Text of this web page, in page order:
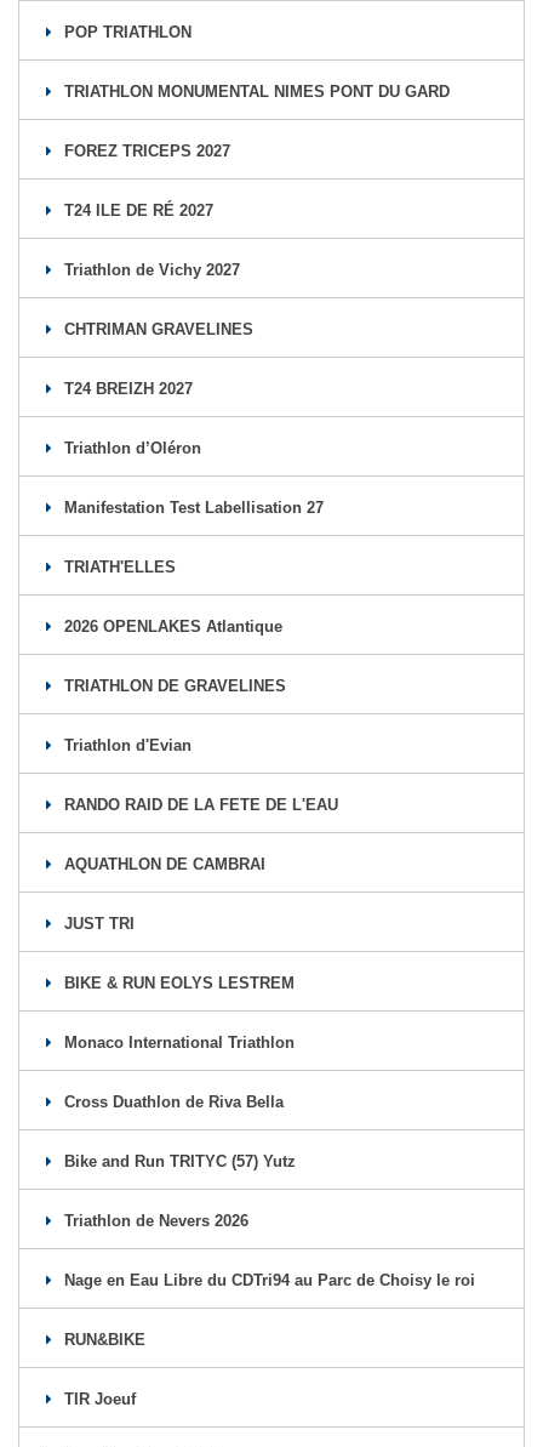
POP TRIATHLON
TRIATHLON MONUMENTAL NIMES PONT DU GARD
FOREZ TRICEPS 2027
T24 ILE DE RÉ 2027
Triathlon de Vichy 2027
CHTRIMAN GRAVELINES
T24 BREIZH 2027
Triathlon d’Oléron
Manifestation Test Labellisation 27
TRIATH'ELLES
2026 OPENLAKES Atlantique
TRIATHLON DE GRAVELINES
Triathlon d'Evian
RANDO RAID DE LA FETE DE L'EAU
AQUATHLON DE CAMBRAI
JUST TRI
BIKE & RUN EOLYS LESTREM
Monaco International Triathlon
Cross Duathlon de Riva Bella
Bike and Run TRITYC (57) Yutz
Triathlon de Nevers 2026
Nage en Eau Libre du CDTri94 au Parc de Choisy le roi
RUN&BIKE
TIR Joeuf